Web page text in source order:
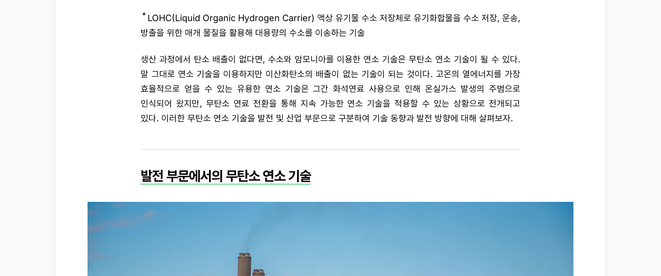
* LOHC(Liquid Organic Hydrogen Carrier) 액상 유기물 수소 저장체로 유기화합물을 수소 저장, 운송,
방출을 위한 매개 물질을 활용해 대용량의 수소를 이송하는 기술
생산 과정에서 탄소 배출이 없다면, 수소와 암모니아를 이용한 연소 기술은 무탄소 연소 기술이 될 수 있다.
말 그대로 연소 기술을 이용하지만 이산화탄소의 배출이 없는 기술이 되는 것이다. 고온의 열에너지를 가장
효율적으로 얻을 수 있는 유용한 연소 기술은 그간 화석연료 사용으로 인해 온실가스 발생의 주범으로
인식되어 왔지만, 무탄소 연료 전환을 통해 지속 가능한 연소 기술을 적용할 수 있는 상황으로 전개되고
있다. 이러한 무탄소 연소 기술을 발전 및 산업 부문으로 구분하여 기술 동향과 발전 방향에 대해 살펴보자.
발전 부문에서의 무탄소 연소 기술